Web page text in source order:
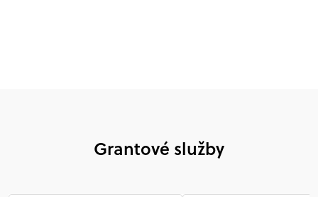
Grantové služby